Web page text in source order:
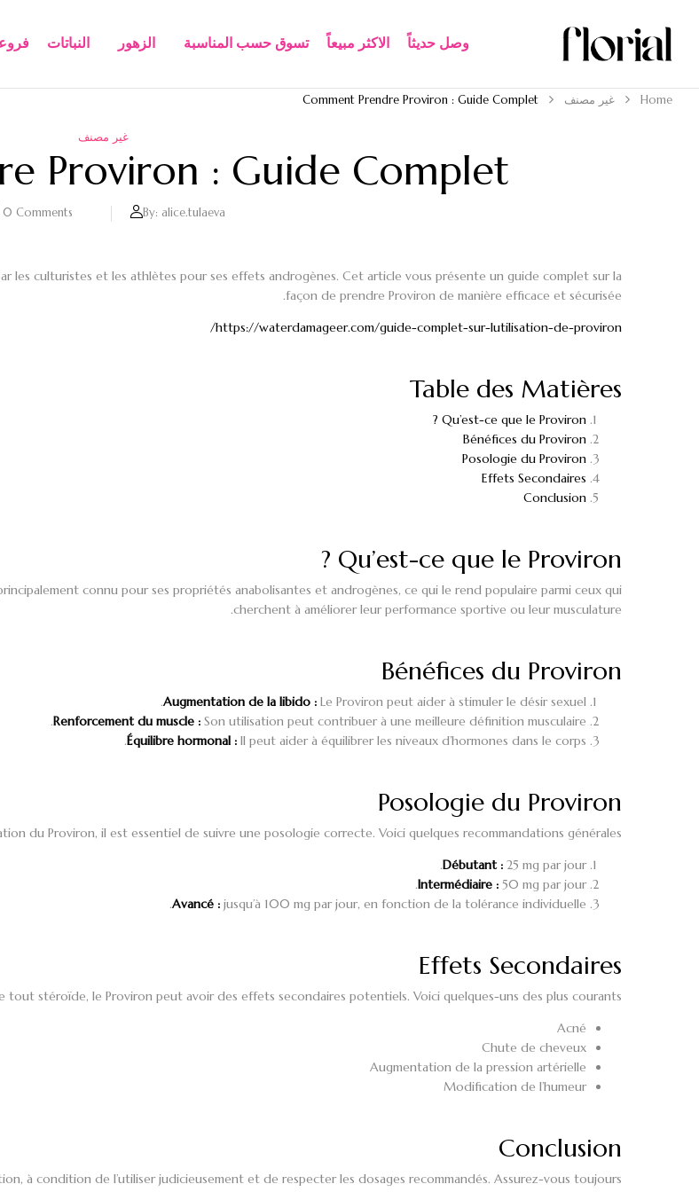
وصل حديثاً الاكثر مبيعاً​ تسوق حسب المناسبة الزهور النباتات
Home غير مصنف Comment Prendre Proviron : Guide Complet
غير مصنف
Proviron : Guide Complet
By: alice.tulaeva
0 Comments
les culturistes et les athlètes pour ses effets androgènes. Cet article vous présente un guide complet sur la
façon de prendre Proviron de manière efficace et sécurisée.
https://waterdamageer.com/guide-complet-sur-lutilisation-de-proviron/
Table des Matières
Qu’est-ce que le Proviron ?
Bénéfices du Proviron
Posologie du Proviron
Effets Secondaires
Conclusion
Qu’est-ce que le Proviron ?
connu pour ses propriétés anabolisantes et androgènes, ce qui le rend populaire parmi ceux qui
cherchent à améliorer leur performance sportive ou leur musculature.
Bénéfices du Proviron
Augmentation de la libido : Le Proviron peut aider à stimuler le désir sexuel.
Renforcement du muscle : Son utilisation peut contribuer à une meilleure définition musculaire.
Équilibre hormonal : Il peut aider à équilibrer les niveaux d’hormones dans le corps.
Posologie du Proviron
du Proviron, il est essentiel de suivre une posologie correcte. Voici quelques recommandations générales :
Débutant : 25 mg par jour.
Intermédiaire : 50 mg par jour.
Avancé : jusqu’à 100 mg par jour, en fonction de la tolérance individuelle.
Effets Secondaires
tout stéroïde, le Proviron peut avoir des effets secondaires potentiels. Voici quelques-uns des plus courants :
Acné
Chute de cheveux
Augmentation de la pression artérielle
Modification de l’humeur
Conclusion
à condition de l’utiliser judicieusement et de respecter les dosages recommandés. Assurez-vous toujours